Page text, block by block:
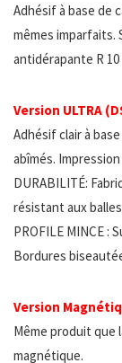
Adhésif à base de
mêmes
antidérapante R 10
Version ULTRA
Adhésif clair à
abîmés.
DURABILITÉ:
résistant aux
PROFILE MINCE :
Bordures
Version
Même produit que
magnétique.